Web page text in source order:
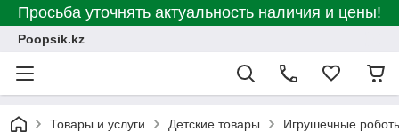
Просьба уточнять актуальность наличия и цены!
Poopsik.kz
Товары и услуги Детские товары Игрушечные